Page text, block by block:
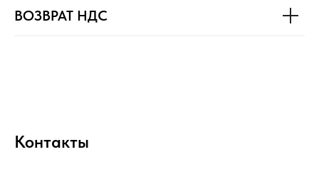
ВОЗВРАТ НДС
Контакты